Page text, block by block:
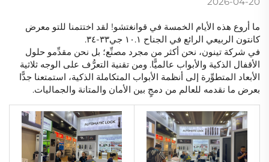
ما أروع هذه الأيام الخمسة في قوانغتشو! لقد اختتمنا للتو معرض
كانتون الربيعي الرائع في الجناح ١٠.١ جي٣٣-٣٤.
في شركة تينون، نحن أكثر من مجرد مصنِّع؛ بل نحن مقدِّمو حلول
الأقفال الذكية والأبواب عالميًّا. ومن تقنية التعرُّف على الوجه ثلاثية
الأبعاد المتطوِّرة إلى أنظمة الأبواب المتكاملة الذكية، استمتعنا جدًّا
بعرض ما نقدمه للعالم من دمجٍ بين الأمان والمتانة والجماليات.